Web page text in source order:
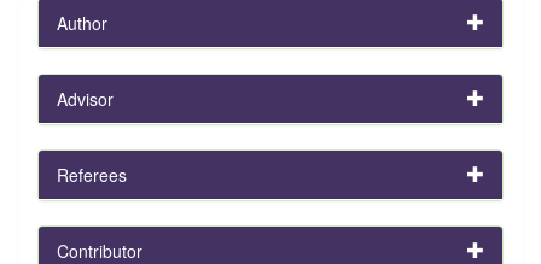
Author
Advisor
Referees
Contributor